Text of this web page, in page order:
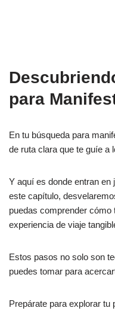
para
En tu búsqueda para
de ruta clara que te guíe a
Y aquí es donde entran
este capítulo,
puedas comprender
experiencia de viaje
Estos pasos no solo son
puedes tomar para
Prepárate para explorar tu